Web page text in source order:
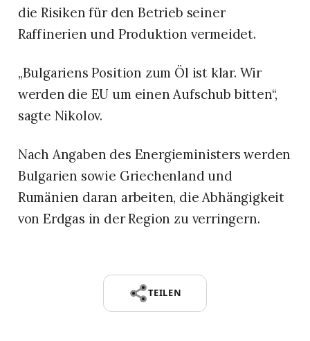
die Risiken für den Betrieb seiner
Raffinerien und Produktion vermeidet.
„Bulgariens Position zum Öl ist klar. Wir
werden die EU um einen Aufschub bitten“,
sagte Nikolov.
Nach Angaben des Energieministers werden
Bulgarien sowie Griechenland und
Rumänien daran arbeiten, die Abhängigkeit
von Erdgas in der Region zu verringern.
TEILEN